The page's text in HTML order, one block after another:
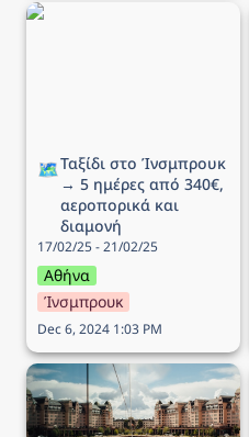
Ταξίδι στo Ίνσμπρουκ →
🗺️Ταξίδι στo Ίνσμπρουκ
→ 5 ημέρες από 340€,
αεροπορικά και
διαμονή
17/02/25 - 21/02/25
Αθήνα
Ίνσμπρουκ
Dec 6, 2024 1:03 PM
Ταξίδι στο Όσλο → 6
ημέρες από 351€,
αεροπορικά και διαμονή